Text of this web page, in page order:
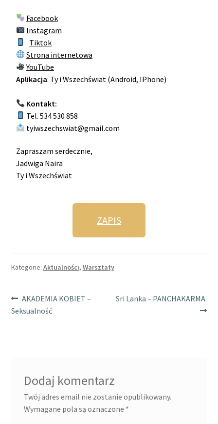
Facebook
Instagram
Tiktok
Strona internetowa
YouTube
Aplikacja: Ty i Wszechświat (Android, IPhone)
Kontakt:
Tel. 534 530 858
tyiwszechswiat@gmail.com
Zapraszam serdecznie,
Jadwiga Naira
Ty i Wszechświat
ZAPIS
Kategorie: Aktualności, Warsztaty
AKADEMIA KOBIET –
Seksualność
Sri Lanka – PANCHAKARMA.
Dodaj komentarz
Twój adres email nie zostanie opublikowany.
Wymagane pola są oznaczone *